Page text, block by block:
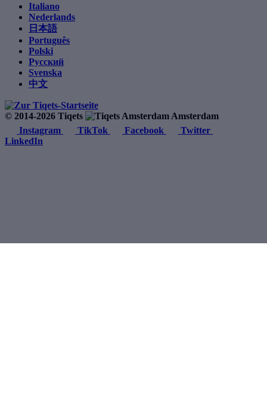
Italiano
Nederlands
日本語
Português
Polski
Русский
Svenska
中文
© 2014-2026 Tiqets
Amsterdam
Instagram
TikTok Facebook
Twitter
LinkedIn